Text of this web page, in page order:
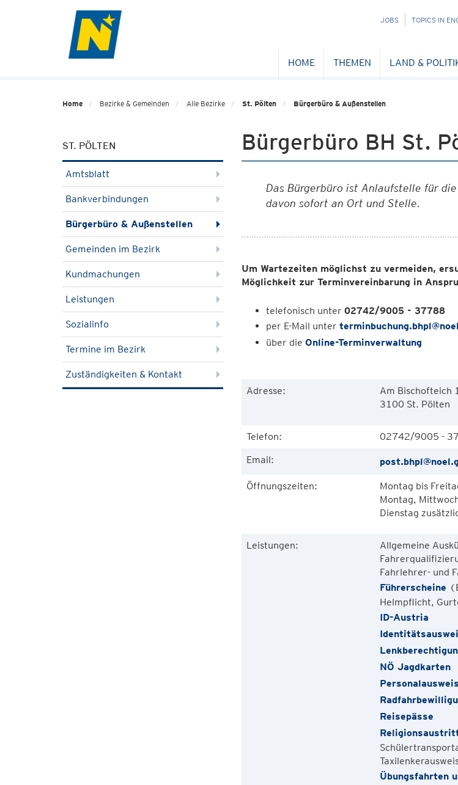
NAVIGATION
JOBS TOPICS IN
HOME THEMEN LAND &
Home Bezirke & Gemeinden Alle Bezirke St. Pölten Bürgerbüro & Außenstellen
ST. PÖLTEN
Amtsblatt
Bankverbindungen
Bürgerbüro & Außenstellen
Gemeinden im Bezirk
Kundmachungen
Leistungen
Sozialinfo
Termine im Bezirk
Zuständigkeiten & Kontakt
Bürgerbüro BH St.
Das Bürgerbüro ist Anlaufstelle für
davon sofort an Ort und Stelle.
Um Wartezeiten möglichst zu vermeiden,
Möglichkeit zur Terminvereinbarung in
telefonisch unter 02742/9005 - 37788
per E-Mail unter
über die Online-Terminverwaltung
Adresse:
Am Bischofteich
3100 St. Pölten
Telefon:
02742/9005 -
Email:
Öffnungszeiten:
Montag bis
Montag,
Dienstag
Leistungen:
Allgemeine
Fahrlehrer- und
Führerscheine
Helmpflicht,
ID-Austria
NÖ Jagdkarten
Reisepässe
Übungsfahrten